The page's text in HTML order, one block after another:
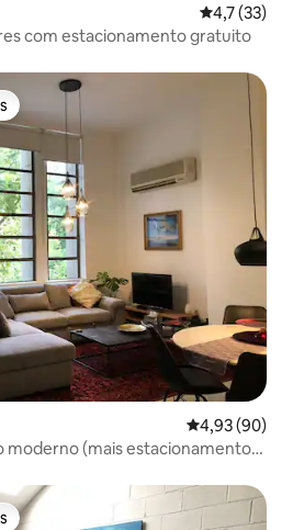
4,7 de uma
4,7 (33)
com estacionamento gratuito
4,93 de uma
4,93 (90)
(mais estacionamento